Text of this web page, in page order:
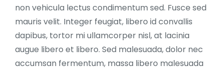
non vehicula lectus condimentum sed. Fusce sed
mauris velit. Integer feugiat, libero id convallis
dapibus, tortor mi ullamcorper nisl, at lacinia
augue libero et libero. Sed malesuada, dolor nec
accumsan fermentum, massa libero malesuada